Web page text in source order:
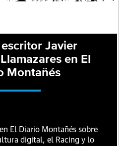
escritor Javier
en El
Montañés
El Diario Montañés sobre
digital, el Racing y lo